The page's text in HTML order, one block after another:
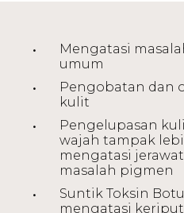
Mengatasi
umum
Pengobatan dan
kulit
Pengelupasan
wajah tampak
mengatasi
masalah pigmen
Suntik Toksin
mengatasi